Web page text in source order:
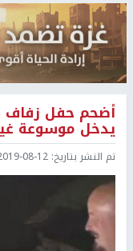
أضحم حفل
يدخل موسوعة
تم النشر بتاريخ: 08-12 08:42